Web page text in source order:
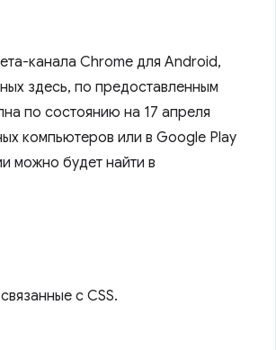
канала Chrome для Android,
здесь, по предоставленным
по состоянию на 17 апреля
компьютеров или в Google Play
можно будет найти в
с CSS.